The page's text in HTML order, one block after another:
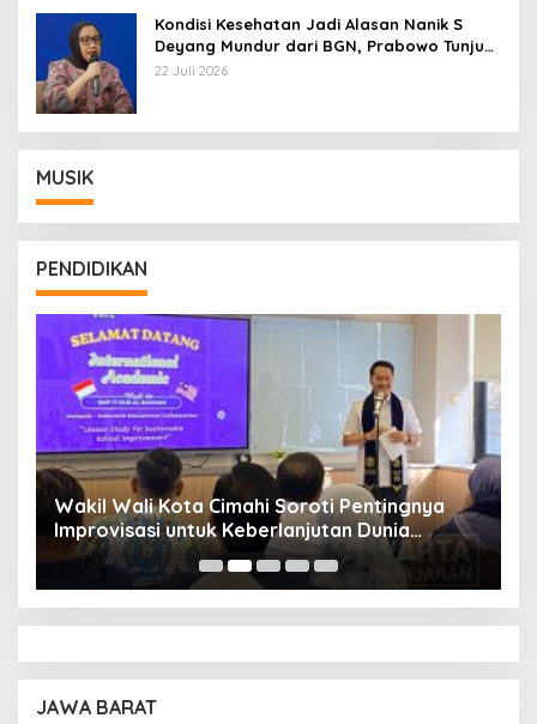
Kondisi Kesehatan Jadi Alasan Nanik S
Deyang Mundur dari BGN, Prabowo Tunjuk
Wamentan Sudaryono
22 Juli 2026
MUSIK
PENDIDIKAN
Wakil Wali Kota Cimahi Soroti Pentingnya
Improvisasi untuk Keberlanjutan Dunia
Pendidikan
JAWA BARAT